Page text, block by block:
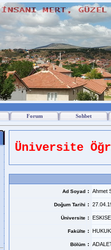
Forum Sohbet
Üniversite
Ad Soyad : Ahmet
Doğum Tarihi :
Üniversite :
Fakülte :
Bölüm :